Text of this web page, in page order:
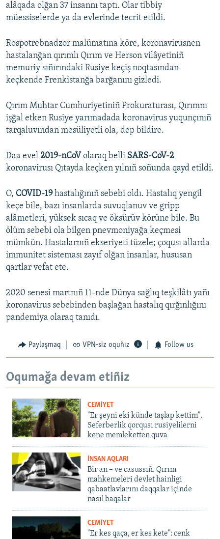
alâqada olğan 37 insannı taptı. Olar tibbiy
müessiselerde ya da evlerinde tecrit etildi.
Rospotrebnadzor malümatına köre, koronavirusnen
hastalanğan qırımlı Qırım ve Herson vilâyetiniñ
memuriy sıñırındaki Rusiye keçiş noqtasından
keçkende Frenkistanğa barğanını gizledi.
Qırım Muhtar Cumhuriyetiniñ Prokuraturası, Qırımnı
işğal etken Rusiye yarımadada koronavirus yuqunçınıñ
tarqaluvından mesüliyetli ola, dep bildire.
Daa evel 2019-nCoV olaraq belli SARS-CoV-2
koronavirusı Qıtayda keçken yılnıñ soñunda qayd etildi.
O, COVID-19 hastalığınıñ sebebi oldı. Hastalıq yengil
keçe bile, bazı insanlarda suvuqlanuv ve gripp
alâmetleri, yüksek sıcaq ve öksürüv körüne bile. Bu
ölüm sebebi ola bilgen pnevmoniyağa keçmesi
mümkün. Hastalarnıñ ekseriyeti tüzele; çoqusı allarda
immunitet sisteması zayıf olğan insanlar, hususan
qartlar vefat ete.
2020 senesi martnıñ 11-nde Dünya sağlıq teşkilâtı yañı
koronavirus sebebinden başlağan hastalıq qırğınlığını
pandemiya olaraq tanıdı.
Paylaşmaq VPN-siz oquñız Follow us
Oqumağa devam etiñiz
CEMİYET
"Er şeyni eki künde taşlap kettim".
Seferberlik qorqusı rusiyelilerni
kene memleketten quva
İNSAN AQLARI
Bir an – ve casussıñ. Qırım
mahkemeleri devlet hainligi
qabaatlavlarını daqqalar içinde
nasıl baqalar
CEMİYET
"Er kes qaça, er kes kete": cenk